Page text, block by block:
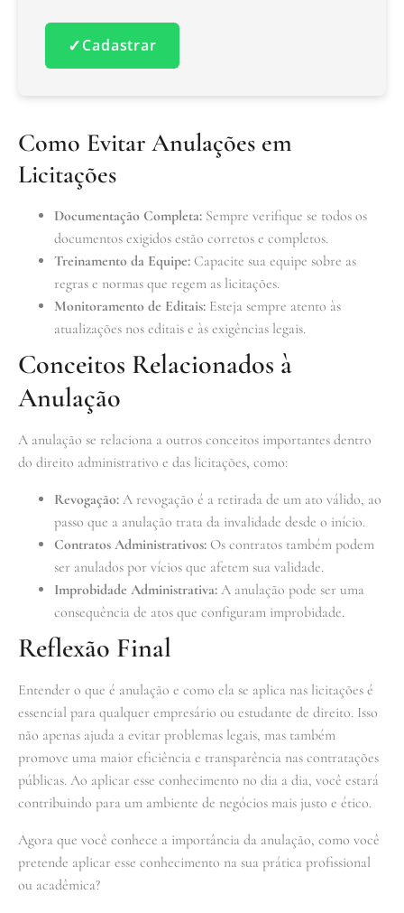
✓Cadastrar
Como Evitar Anulações em
Licitações
Documentação Completa: Sempre verifique se todos os
documentos exigidos estão corretos e completos.
Treinamento da Equipe: Capacite sua equipe sobre as
regras e normas que regem as licitações.
Monitoramento de Editais: Esteja sempre atento às
atualizações nos editais e às exigências legais.
Conceitos Relacionados à
Anulação
A anulação se relaciona a outros conceitos importantes dentro
do direito administrativo e das licitações, como:
Revogação: A revogação é a retirada de um ato válido, ao
passo que a anulação trata da invalidade desde o início.
Contratos Administrativos: Os contratos também podem
ser anulados por vícios que afetem sua validade.
Improbidade Administrativa: A anulação pode ser uma
consequência de atos que configuram improbidade.
Reflexão Final
Entender o que é anulação e como ela se aplica nas licitações é
essencial para qualquer empresário ou estudante de direito. Isso
não apenas ajuda a evitar problemas legais, mas também
promove uma maior eficiência e transparência nas contratações
públicas. Ao aplicar esse conhecimento no dia a dia, você estará
contribuindo para um ambiente de negócios mais justo e ético.
Agora que você conhece a importância da anulação, como você
pretende aplicar esse conhecimento na sua prática profissional
ou acadêmica?